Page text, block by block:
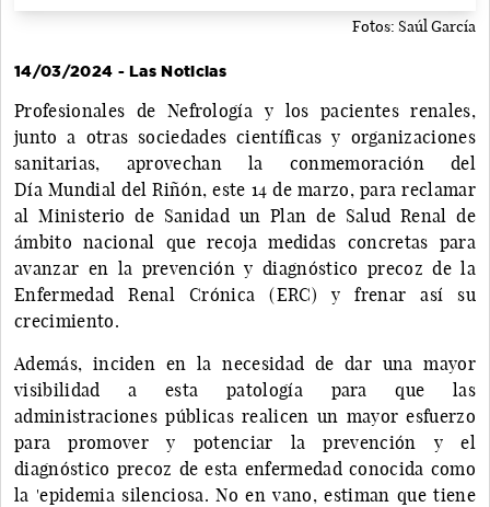
Fotos: Saúl García
14/03/2024 - Las Noticias
Profesionales de Nefrología y los pacientes renales,
junto a otras sociedades científicas y organizaciones
sanitarias, aprovechan la conmemoración del
Día Mundial del Riñón, este 14 de marzo, para reclamar
al Ministerio de Sanidad un Plan de Salud Renal de
ámbito nacional que recoja medidas concretas para
avanzar en la prevención y diagnóstico precoz de la
Enfermedad Renal Crónica (ERC) y frenar así su
crecimiento.
Además, inciden en la necesidad de dar una mayor
visibilidad a esta patología para que las
administraciones públicas realicen un mayor esfuerzo
para promover y potenciar la prevención y el
diagnóstico precoz de esta enfermedad conocida como
la 'epidemia silenciosa. No en vano, estiman que tiene